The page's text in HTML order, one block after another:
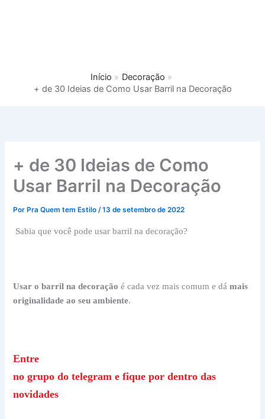
Início
Decoração
+ de 30 Ideias de Como Usar Barril na Decoração
+ de 30 Ideias de Como
Usar Barril na Decoração
Por Pra Quem tem Estilo/13 de setembro de 2022
Sabia que você pode usar barril na decoração?
Usar o barril na decoração é cada vez mais comum e dámais
originalidade ao seu ambiente.
Entre
no grupo do telegram e fique por dentro das
novidades